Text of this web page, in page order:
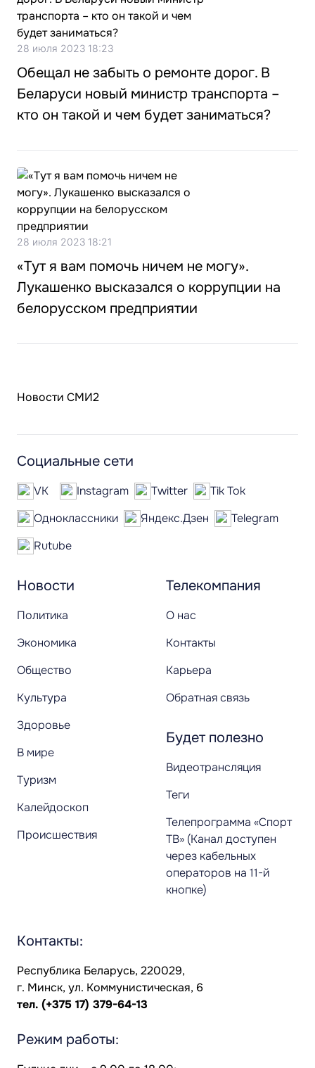
28 июля 2023 18:23
Обещал не забыть о ремонте дорог. В
Беларуси новый министр транспорта –
кто он такой и чем будет заниматься?
28 июля 2023 18:21
«Тут я вам помочь ничем не могу».
Лукашенко высказался о коррупции на
белорусском предприятии
Новости СМИ2
Новости
Политика
Экономика
Общество
Культура
Здоровье
В мире
Туризм
Калейдоскоп
Происшествия
Телекомпания
О нас
Контакты
Карьера
Обратная связь
Будет полезно
Видеотрансляция
Теги
Телепрограмма «Спорт
ТВ» (Канал доступен
через кабельных
операторов на 11-й
кнопке)
Социальные сети
VK Instagram Twitter
Tik Tok
Одноклассники
Яндекс.Дзен
Telegram
Rutube
Контакты:
Республика Беларусь, 220029,
г. Минск, ул. Коммунистическая, 6
тел. (+375 17) 379-64-13
Режим работы: